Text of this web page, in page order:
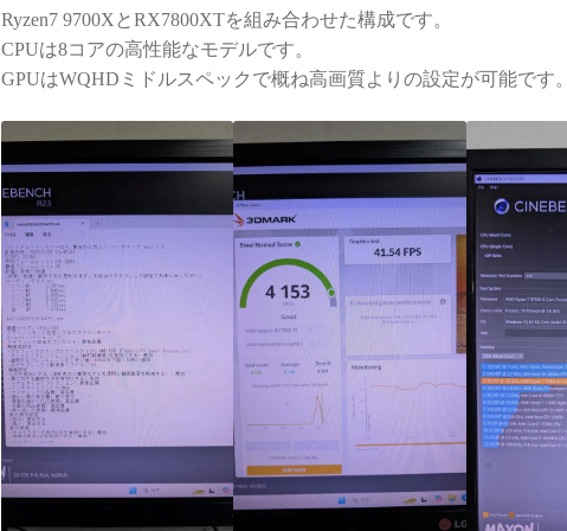
Ryzen7 9700XとRX7800XTを組み合わせた構成です。
CPUは8コアの高性能なモデルです。
GPUはWQHDミドルスペックで概ね高画質よりの設定が可能です